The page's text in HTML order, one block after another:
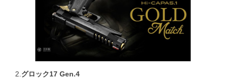
2.グロック17 Gen.4